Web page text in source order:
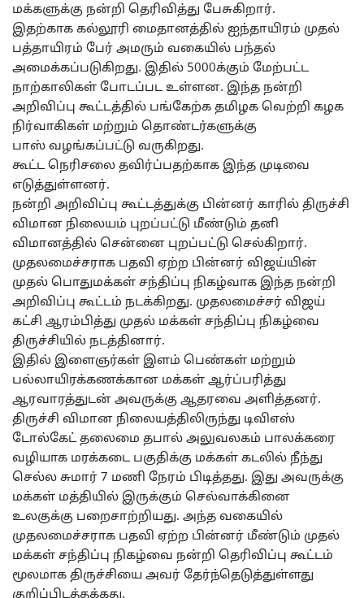
மக்களுக்கு நன்றி தெரிவித்து பேசுகிறார்.
இதற்காக கல்லூரி மைதானத்தில் ஐந்தாயிரம் முதல்
பத்தாயிரம் பேர் அமரும் வகையில் பந்தல்
அமைக்கப்படுகிறது. இதில் 5000க்கும் மேற்பட்ட
நாற்காலிகள் போடப்பட உள்ளன. இந்த நன்றி
அறிவிப்பு கூட்டத்தில் பங்கேற்க தமிழக வெற்றி கழக
நிர்வாகிகள் மற்றும் தொண்டர்களுக்கு
பாஸ் வழங்கப்பட்டு வருகிறது.
கூட்ட நெரிசலை தவிர்ப்பதற்காக இந்த முடிவை
எடுத்துள்ளனர்.
நன்றி அறிவிப்பு கூட்டத்துக்கு பின்னர் காரில் திருச்சி
விமான நிலையம் புறப்பட்டு மீண்டும் தனி
விமானத்தில் சென்னை புறப்பட்டு செல்கிறார்.
முதலமைச்சராக பதவி ஏற்ற பின்னர் விஜய்யின்
முதல் பொதுமக்கள் சந்திப்பு நிகழ்வாக இந்த நன்றி
அறிவிப்பு கூட்டம் நடக்கிறது. முதலமைச்சர் விஜய்
கட்சி ஆரம்பித்து முதல் மக்கள் சந்திப்பு நிகழ்வை
திருச்சியில் நடத்தினார்.
இதில் இளைஞர்கள் இளம் பெண்கள் மற்றும்
பல்லாயிரக்கணக்கான மக்கள் ஆர்ப்பரித்து
ஆரவாரத்துடன் அவருக்கு ஆதரவை அளித்தனர்.
திருச்சி விமான நிலையத்திலிருந்து டிவிஎஸ்
டோல்கேட் தலைமை தபால் அலுவலகம் பாலக்கரை
வழியாக மரக்கடை பகுதிக்கு மக்கள் கடலில் நீந்து
செல்ல சுமார் 7 மணி நேரம் பிடித்தது. இது அவருக்கு
மக்கள் மத்தியில் இருக்கும் செல்வாக்கினை
உலகுக்கு பறைசாற்றியது. அந்த வகையில்
முதலமைச்சராக பதவி ஏற்ற பின்னர் மீண்டும் முதல்
மக்கள் சந்திப்பு நிகழ்வை நன்றி தெரிவிப்பு கூட்டம்
மூலமாக திருச்சியை அவர் தேர்ந்தெடுத்துள்ளது